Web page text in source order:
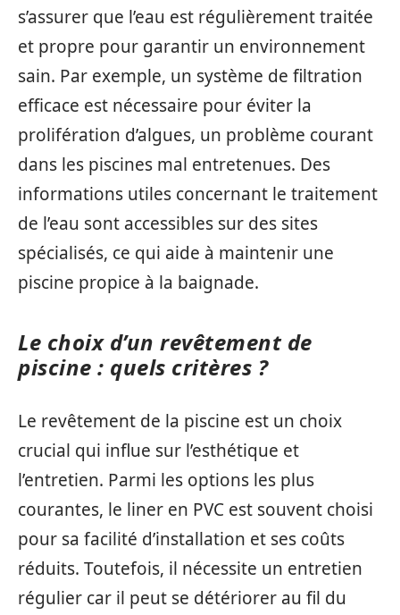
s’assurer que l’eau est régulièrement traitée
et propre pour garantir un environnement
sain. Par exemple, un système de filtration
efficace est nécessaire pour éviter la
prolifération d’algues, un problème courant
dans les piscines mal entretenues. Des
informations utiles concernant le traitement
de l’eau sont accessibles sur des sites
spécialisés, ce qui aide à maintenir une
piscine propice à la baignade.
Le choix d’un revêtement de
piscine : quels critères ?
Le revêtement de la piscine est un choix
crucial qui influe sur l’esthétique et
l’entretien. Parmi les options les plus
courantes, le liner en PVC est souvent choisi
pour sa facilité d’installation et ses coûts
réduits. Toutefois, il nécessite un entretien
régulier car il peut se détériorer au fil du